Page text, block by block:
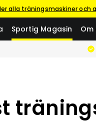
alla träningsmaskiner och
Sportig Magasin Om